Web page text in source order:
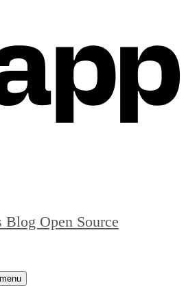
Blog Open Source